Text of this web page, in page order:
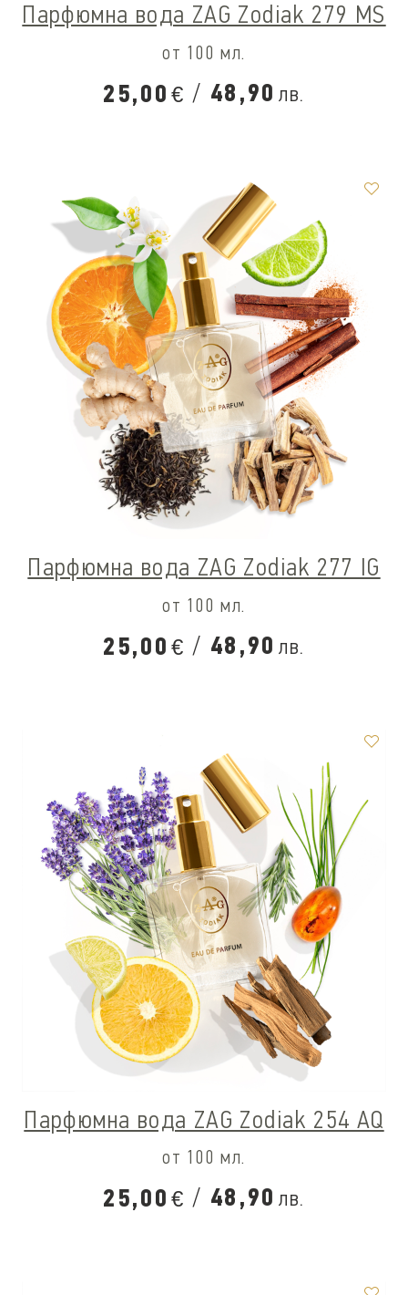
Парфюмна вода ZAG Zodiak 279 MS
от 100 мл.
25,00 € / 48,90 лв.
Парфюмна вода ZAG Zodiak 277 IG
от 100 мл.
25,00 € / 48,90 лв.
Парфюмна вода ZAG Zodiak 254 AQ
от 100 мл.
25,00 € / 48,90 лв.